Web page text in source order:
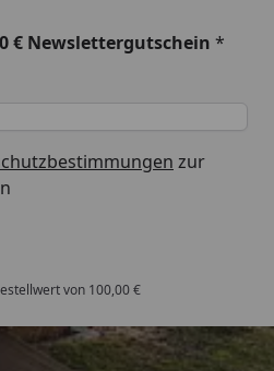
€ Newslettergutschein *
zur
von 100,00 €